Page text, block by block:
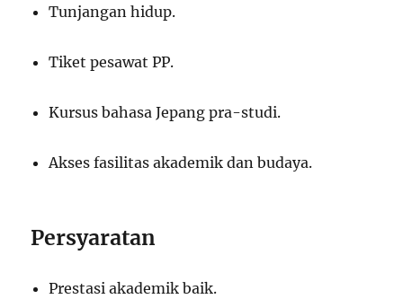
Tunjangan hidup.
Tiket pesawat PP.
Kursus bahasa Jepang pra-studi.
Akses fasilitas akademik dan budaya.
Persyaratan
Prestasi akademik baik.